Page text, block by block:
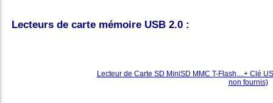
Lecteurs de carte mémoire USB 2.0 :
Lecteur de Carte SD MiniSD MMC T-Flash....+ Clé
non fournis)